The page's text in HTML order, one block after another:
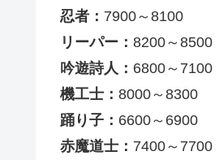
忍者： 7900～8100
リーパー： 8200～8500
吟遊詩人： 6800～7100
機工士： 8000～8300
踊り子： 6600～6900
赤魔道士： 7400～7700